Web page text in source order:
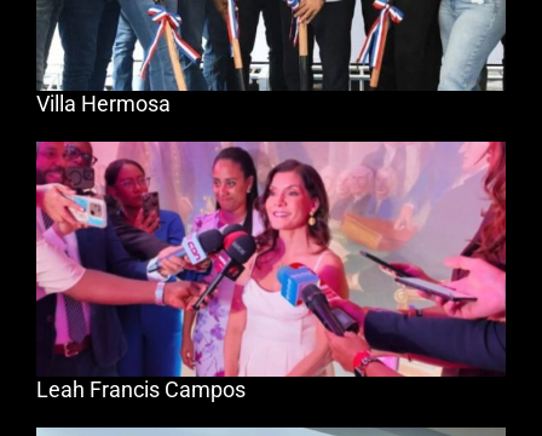
Villa Hermosa
Leah Francis Campos